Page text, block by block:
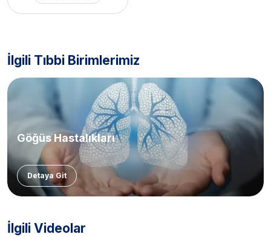
İlgili Tıbbi Birimlerimiz
Göğüs Hastalıkları
Detaya Git
İlgili Videolar